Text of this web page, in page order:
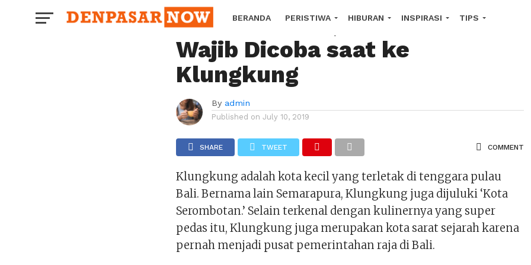
BERANDA PERISTIWA HIBURAN INSPIRASI TIPS
HOROSCOPE
Murah Meriah, 5 Kuliner Ini
Wajib Dicoba saat ke
Klungkung
By admin
Published on July 10, 2019
SHARE TWEET COMMENT
Klungkung adalah kota kecil yang terletak di tenggara pulau
Bali. Bernama lain Semarapura, Klungkung juga dijuluki ‘Kota
Serombotan.’ Selain terkenal dengan kulinernya yang super
pedas itu, Klungkung juga merupakan kota sarat sejarah karena
pernah menjadi pusat pemerintahan raja di Bali.